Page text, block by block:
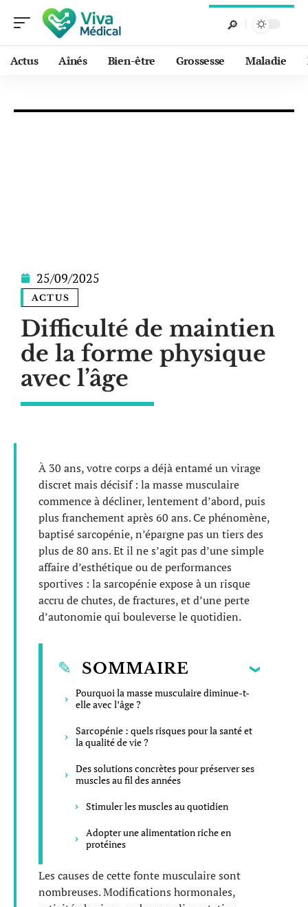
Actus Aînés Bien-être Grossesse Maladie
25/09/2025
ACTUS
Difficulté de maintien
de la forme physique
avec l’âge
À 30 ans, votre corps a déjà entamé un virage
discret mais décisif : la masse musculaire
commence à décliner, lentement d’abord, puis
plus franchement après 60 ans. Ce phénomène,
baptisé sarcopénie, n’épargne pas un tiers des
plus de 80 ans. Et il ne s’agit pas d’une simple
affaire d’esthétique ou de performances
sportives : la sarcopénie expose à un risque
accru de chutes, de fractures, et d’une perte
d’autonomie qui bouleverse le quotidien.
SOMMAIRE
Pourquoi la masse musculaire diminue-t-
elle avec l’âge ?
Sarcopénie : quels risques pour la santé et
la qualité de vie ?
Des solutions concrètes pour préserver ses
muscles au fil des années
Stimuler les muscles au quotidien
Adopter une alimentation riche en
protéines
Les causes de cette fonte musculaire sont
nombreuses. Modifications hormonales,